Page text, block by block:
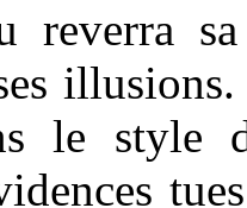
reverra
le style